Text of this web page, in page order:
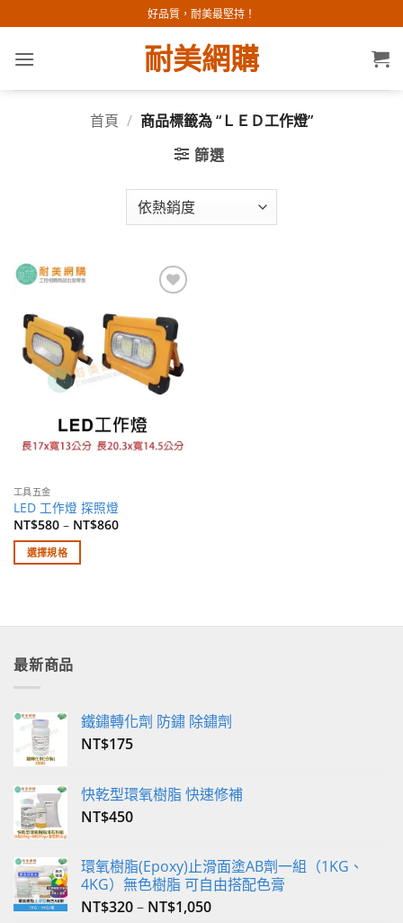
to
content
好品質，耐美最堅持！
耐美網購
首頁 / 商品標籤為 “ＬＥＤ工作燈”
篩選
願望
清單
工具五金
LED 工作燈 探照燈
NT$580– NT$860
選擇規格
有
種
款
可
在
頁
面
選
擇
選
項
最新商品
鐵鏽轉化劑 防鏽 除鏽劑
NT$175
快乾型環氧樹脂 快速修補
NT$450
環氧樹脂(Epoxy)止滑面塗AB劑一組（1KG、
4KG）無色樹脂 可自由搭配色膏
NT$320– NT$1,050